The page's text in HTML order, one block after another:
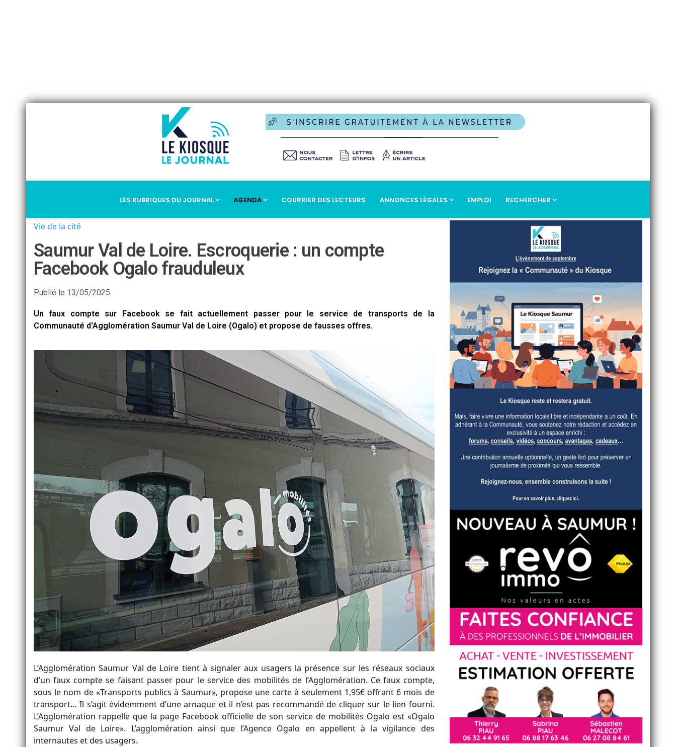
LES RUBRIQUES DU JOURNAL AGENDA COURRIER DES LECTEURS ANNONCES LÉGALES EMPLOI RECHERCHER
Vie de la cité
Saumur Val de Loire. Escroquerie : un compte
Facebook Ogalo frauduleux
Publié le 13/05/2025
Un faux compte sur Facebook se fait actuellement passer pour le service de transports de la
Communauté d'Agglomération Saumur Val de Loire (Ogalo) et propose de fausses offres.
L’Agglomération Saumur Val de Loire tient à signaler aux usagers la présence sur les réseaux sociaux
d’un faux compte se faisant passer pour le service des mobilités de l’Agglomération. Ce faux compte,
sous le nom de «Transports publics à Saumur», propose une carte à seulement 1,95€ offrant 6 mois de
transport… Il s’agit évidemment d’une arnaque et il n’est pas recommandé de cliquer sur le lien fourni.
L’Agglomération rappelle que la page Facebook officielle de son service de mobilités Ogalo est «Ogalo
Saumur Val de Loire». L’agglomération ainsi que l’Agence Ogalo en appellent à la vigilance des
internautes et des usagers.